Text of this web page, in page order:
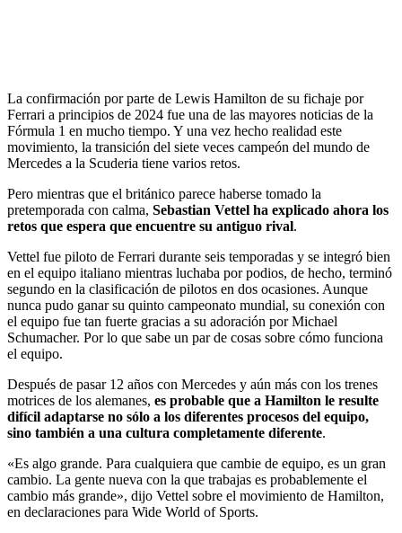
La confirmación por parte de Lewis Hamilton de su fichaje por
Ferrari a principios de 2024 fue una de las mayores noticias de la
Fórmula 1 en mucho tiempo. Y una vez hecho realidad este
movimiento, la transición del siete veces campeón del mundo de
Mercedes a la Scuderia tiene varios retos.
Pero mientras que el británico parece haberse tomado la
pretemporada con calma, Sebastian Vettel ha explicado ahora los
retos que espera que encuentre su antiguo rival.
Vettel fue piloto de Ferrari durante seis temporadas y se integró bien
en el equipo italiano mientras luchaba por podios, de hecho, terminó
segundo en la clasificación de pilotos en dos ocasiones. Aunque
nunca pudo ganar su quinto campeonato mundial, su conexión con
el equipo fue tan fuerte gracias a su adoración por Michael
Schumacher. Por lo que sabe un par de cosas sobre cómo funciona
el equipo.
Después de pasar 12 años con Mercedes y aún más con los trenes
motrices de los alemanes, es probable que a Hamilton le resulte
difícil adaptarse no sólo a los diferentes procesos del equipo,
sino también a una cultura completamente diferente.
«Es algo grande. Para cualquiera que cambie de equipo, es un gran
cambio. La gente nueva con la que trabajas es probablemente el
cambio más grande», dijo Vettel sobre el movimiento de Hamilton,
en declaraciones para Wide World of Sports.